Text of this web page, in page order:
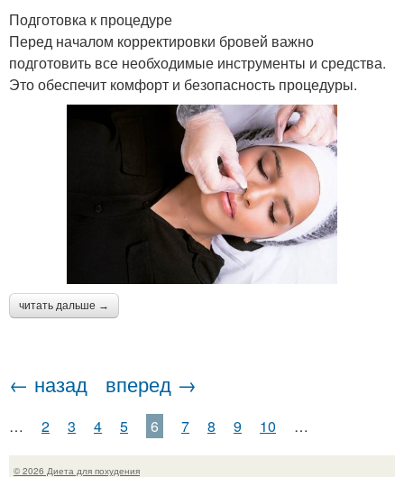
Подготовка к процедуре
Перед началом корректировки бровей важно
подготовить все необходимые инструменты и средства.
Это обеспечит комфорт и безопасность процедуры.
читать дальше →
← назад вперед →
… 2 3 4 5 6 7 8 9 10 …
© 2026 Диета для похудения